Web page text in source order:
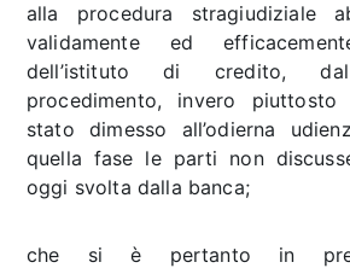
alla procedura stragiudiziale
validamente ed
dell’istituto di credito,
procedimento, invero
stato dimesso all’odierna
quella fase le parti non
oggi svolta dalla banca;
che si è pertanto in